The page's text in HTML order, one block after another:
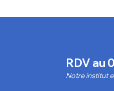
RDV au
Notre institut